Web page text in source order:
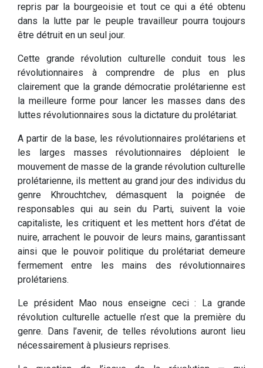
repris par la bourgeoisie et tout ce qui a été obtenu
dans la lutte par le peuple travailleur pourra toujours
être détruit en un seul jour.
Cette grande révolution culturelle conduit tous les
révolutionnaires à comprendre de plus en plus
clairement que la grande démocratie prolétarienne est
la meilleure forme pour lancer les masses dans des
luttes révolutionnaires sous la dictature du prolétariat.
A partir de la base, les révolutionnaires prolétariens et
les larges masses révolutionnaires déploient le
mouvement de masse de la grande révolution culturelle
prolétarienne, ils mettent au grand jour des individus du
genre Khrouchtchev, démasquent la poignée de
responsables qui au sein du Parti, suivent la voie
capitaliste, les critiquent et les mettent hors d’état de
nuire, arrachent le pouvoir de leurs mains, garantissant
ainsi que le pouvoir politique du prolétariat demeure
fermement entre les mains des révolutionnaires
prolétariens.
Le président Mao nous enseigne ceci : La grande
révolution culturelle actuelle n’est que la première du
genre. Dans l’avenir, de telles révolutions auront lieu
nécessairement à plusieurs reprises.